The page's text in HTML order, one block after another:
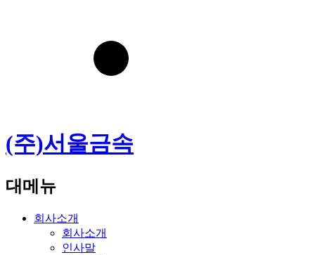
(주)서울금속
대메뉴
회사소개
회사소개
인사말